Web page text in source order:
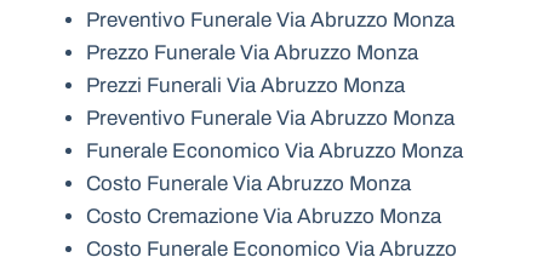
Preventivo Funerale Via Abruzzo Monza
Prezzo Funerale Via Abruzzo Monza
Prezzi Funerali Via Abruzzo Monza
Preventivo Funerale Via Abruzzo Monza
Funerale Economico Via Abruzzo Monza
Costo Funerale Via Abruzzo Monza
Costo Cremazione Via Abruzzo Monza
Costo Funerale Economico Via Abruzzo